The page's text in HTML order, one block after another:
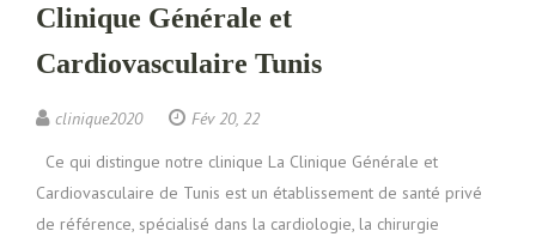
Clinique Générale et
Cardiovasculaire Tunis
clinique2020
Fév 20, 22
Ce qui distingue notre clinique La Clinique Générale et
Cardiovasculaire de Tunis est un établissement de santé privé
de référence, spécialisé dans la cardiologie, la chirurgie